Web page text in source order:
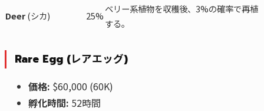
Deer(シカ) 25%
ベリー系植物を収穫後、3%の確率で再植
する。
Rare Egg (レアエッグ)
価格: $60,000 (60K)
孵化時間: 52時間